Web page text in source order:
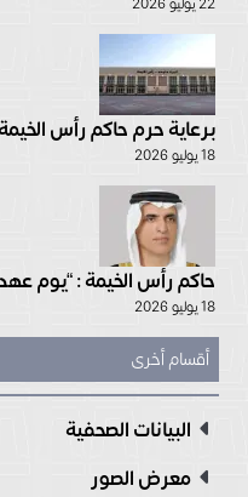
برعاية حرم حاكم رأس
18 يوليو 2026
حاكم رأس الخيمة : “يوم عهد
18 يوليو 2026
أقسام أخرى
البيانات الصحفية
معرض الصور